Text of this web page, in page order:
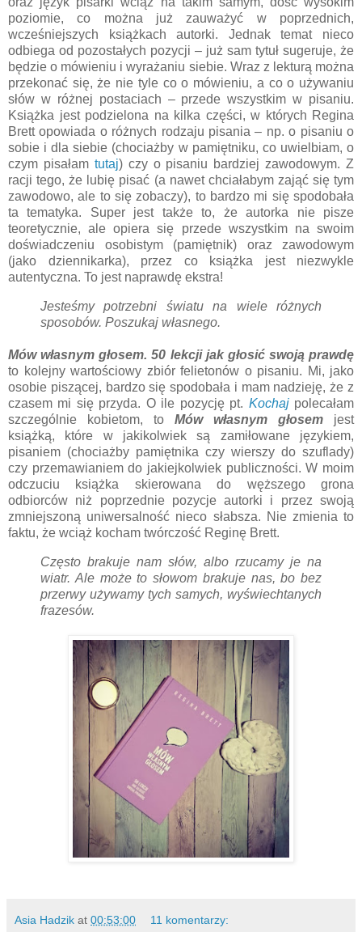
poziomie, co można już zauważyć w poprzednich,
wcześniejszych książkach autorki. Jednak temat nieco
odbiega od pozostałych pozycji – już sam tytuł sugeruje, że
będzie o mówieniu i wyrażaniu siebie. Wraz z lekturą można
przekonać się, że nie tyle co o mówieniu, a co o używaniu
słów w różnej postaciach – przede wszystkim w pisaniu.
Książka jest podzielona na kilka części, w których Regina
Brett opowiada o różnych rodzaju pisania – np. o pisaniu o
sobie i dla siebie (chociażby w pamiętniku, co uwielbiam, o
czym pisałamtutaj) czy o pisaniu bardziej zawodowym. Z
racji tego, że lubię pisać (a nawet chciałabym zająć się tym
zawodowo, ale to się zobaczy), to bardzo mi się spodobała
ta tematyka. Super jest także to, że autorka nie pisze
teoretycznie, ale opiera się przede wszystkim na swoim
doświadczeniu osobistym (pamiętnik) oraz zawodowym
(jako dziennikarka), przez co książka jest niezwykle
autentyczna. To jest naprawdę ekstra!
Jesteśmy potrzebni światu na wiele różnych
sposobów. Poszukaj własnego.
Mów własnym głosem. 50 lekcji jak głosić swoją prawdę
to kolejny wartościowy zbiór felietonów o pisaniu. Mi, jako
osobie piszącej, bardzo się spodobała i mam nadzieję, że z
czasem mi się przyda. O ile pozycję pt. Kochajpolecałam
szczególnie kobietom, to Mów własnym głosem jest
książką, które w jakikolwiek są zamiłowane językiem,
pisaniem (chociażby pamiętnika czy wierszy do szuflady)
czy przemawianiem do jakiejkolwiek publiczności. W moim
odczuciu książka skierowana do węższego grona
odbiorców niż poprzednie pozycje autorki i przez swoją
zmniejszoną uniwersalność nieco słabsza. Nie zmienia to
faktu, że wciąż kocham twórczość Reginę Brett.
Często brakuje nam słów, albo rzucamy je na
wiatr. Ale może to słowom brakuje nas, bo bez
przerwy używamy tych samych, wyświechtanych
frazesów.
Asia Hadzik at 00:53:00 11 komentarzy: